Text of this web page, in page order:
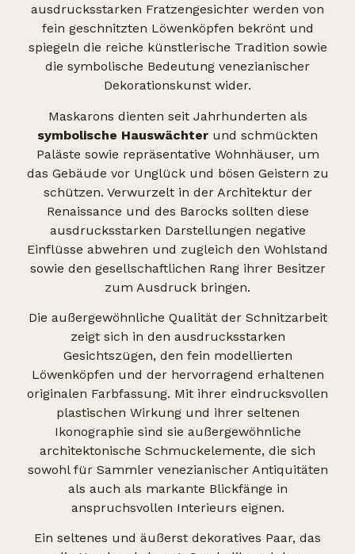
ausdrucksstarken Fratzengesichter werden von
fein geschnitzten Löwenköpfen bekrönt und
spiegeln die reiche künstlerische Tradition sowie
die symbolische Bedeutung venezianischer
Dekorationskunst wider.
Maskarons dienten seit Jahrhunderten als
symbolische Hauswächter und schmückten
Paläste sowie repräsentative Wohnhäuser, um
das Gebäude vor Unglück und bösen Geistern zu
schützen. Verwurzelt in der Architektur der
Renaissance und des Barocks sollten diese
ausdrucksstarken Darstellungen negative
Einflüsse abwehren und zugleich den Wohlstand
sowie den gesellschaftlichen Rang ihrer Besitzer
zum Ausdruck bringen.
Die außergewöhnliche Qualität der Schnitzarbeit
zeigt sich in den ausdrucksstarken
Gesichtszügen, den fein modellierten
Löwenköpfen und der hervorragend erhaltenen
originalen Farbfassung. Mit ihrer eindrucksvollen
plastischen Wirkung und ihrer seltenen
Ikonographie sind sie außergewöhnliche
architektonische Schmuckelemente, die sich
sowohl für Sammler venezianischer Antiquitäten
als auch als markante Blickfänge in
anspruchsvollen Interieurs eignen.
Ein seltenes und äußerst dekoratives Paar, das